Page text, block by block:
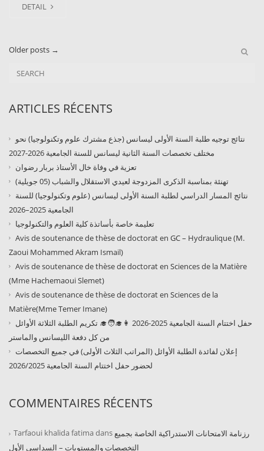
DETAIL
Older posts →
ARTICLES RÉCENTS
نتائج توجيه طلبة السنة الأولى ليسانس (جذع مشترك علوم وتكنولوجيا) نحو
مختلف تخصصات السنة الثانية ليسانس للسنة الجامعية 2026-2027
تعزية في وفاة خال الأستاذ بربار رضوان
تهنئة بمناسبة الذكرى المزدوجة لعيدي الاستقلال والشباب (05 جويلية)
نتائج المسار الدراسي لطلبة السنة الأولى ليسانس (علوم وتكنولوجيا) للسنة
الجامعية 2025–2026
تعليمة خاصة بأساتذة كلية العلوم والتكنولوجيا
Avis de soutenance de thèse de doctorat en GC – Hydraulique (M.
Zaoui Mohammed Akram Ismail)
Avis de soutenance de thèse de doctorat en Sciences de la Matière
(Mme Hachemaoui Slemet)
Avis de soutenance de thèse de doctorat en Sciences de la
Matière(Mme Temer Imane)
حفل اختتام السنة الجامعية 2025-2026 👩‍🎓🧑‍🎓 تكريم الطلبة الثلاثة الأوائل
من كل دفعة الليسانس والماستر
إعلان لفائدة الطلبة الأوائل (المراتب الثلاث الأولى) في جميع التخصصات
لحضور حفل اختتام السنة الجامعية 2026/2025
COMMENTAIRES RÉCENTS
Tarfaoui khalida fatima dansرزنامة الامتحانات الاستدراكية الخاصة بجميع
التخصصات والمستويات – السداسي الأول